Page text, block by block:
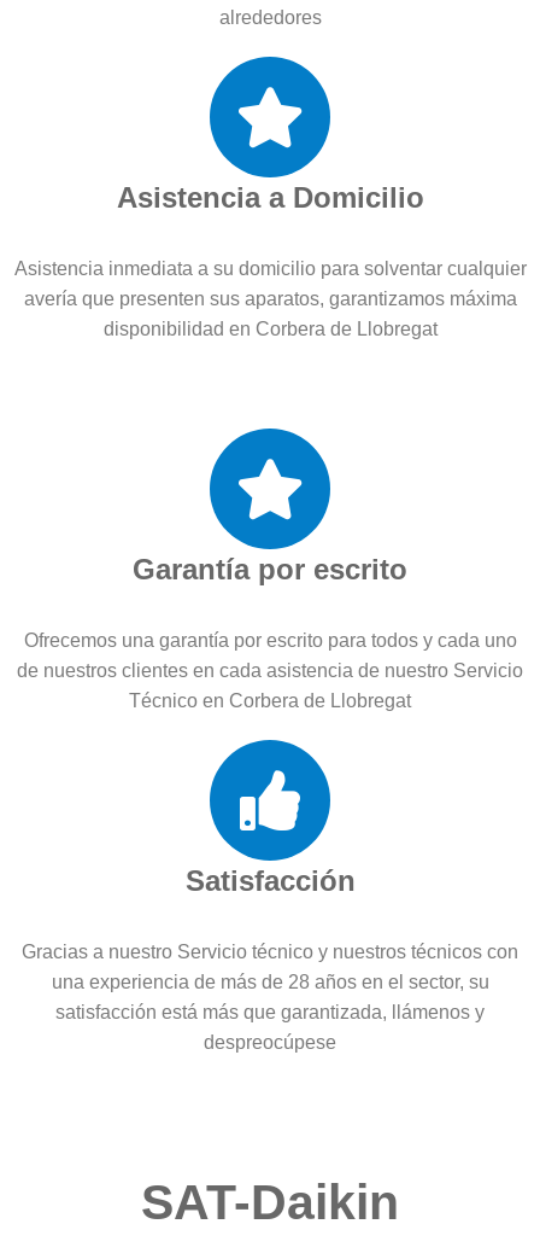
alrededores
Asistencia a Domicilio
Asistencia inmediata a su domicilio para solventar cualquier
avería que presenten sus aparatos, garantizamos máxima
disponibilidad en Corbera de Llobregat
Garantía por escrito
Ofrecemos una garantía por escrito para todos y cada uno
de nuestros clientes en cada asistencia de nuestro Servicio
Técnico en Corbera de Llobregat
Satisfacción
Gracias a nuestro Servicio técnico y nuestros técnicos con
una experiencia de más de 28 años en el sector, su
satisfacción está más que garantizada, llámenos y
despreocúpese
SAT-Daikin